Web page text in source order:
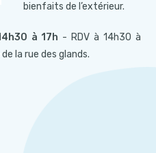
bienfaits de l’extérieur.
à 17h - RDV à 14h30 à
la rue des glands.